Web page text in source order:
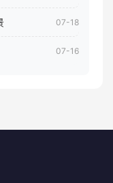
07-18
07-16